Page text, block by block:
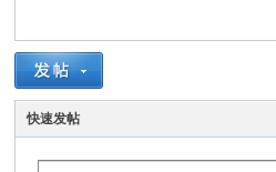
城
快速发帖